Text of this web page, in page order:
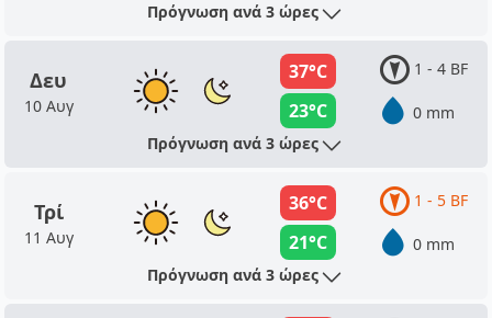
Πρόγνωση ανά 3 ώρες
Δευ
10 Αυγ
37°C
23°C
1 - 4 BF
0 mm
Πρόγνωση ανά 3 ώρες
Τρί
11 Αυγ
36°C
21°C
1 - 5 BF
0 mm
Πρόγνωση ανά 3 ώρες